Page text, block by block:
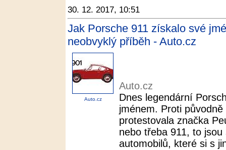
30. 12. 2017, 10:51
Jak Porsche 911 získalo své
neobvyklý příběh - Auto.cz
Auto.cz
Auto.cz
Dnes legendární
jménem. Proti
protestovala značka
nebo třeba 911, to
automobilů, které si s